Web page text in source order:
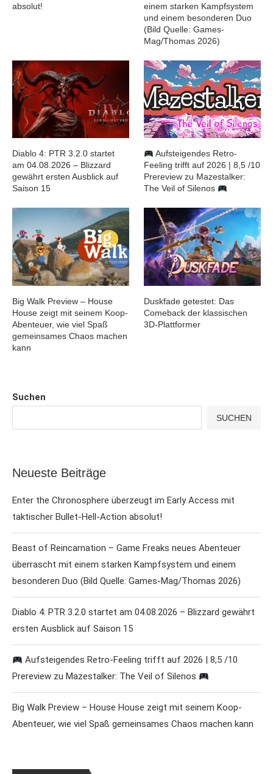
Suchen
SUCHEN
Neueste Beiträge
Enter the Chronosphere überzeugt im Early Access mit
taktischer Bullet-Hell-Action absolut!
Beast of Reincarnation – Game Freaks neues Abenteuer
überrascht mit einem starken Kampfsystem und einem
besonderen Duo (Bild Quelle: Games-Mag/Thomas 2026)
Diablo 4: PTR 3.2.0 startet am 04.08.2026 – Blizzard gewährt
ersten Ausblick auf Saison 15
Aufsteigendes Retro-Feeling trifft auf 2026 | 8,5 /10
Prereview zu Mazestalker: The Veil of Silenos
Big Walk Preview – House House zeigt mit seinem Koop-
Abenteuer, wie viel Spaß gemeinsames Chaos machen kann
absolut!
einem starken Kampfsystem
und einem besonderen Duo
(Bild Quelle: Games-
Mag/Thomas 2026)
Diablo 4: PTR 3.2.0 startet
am 04.08.2026 – Blizzard
gewährt ersten Ausblick auf
Saison 15
Aufsteigendes Retro-
Feeling trifft auf 2026 | 8,5 /10
Prereview zu Mazestalker:
The Veil of Silenos
Big Walk Preview – House
House zeigt mit seinem Koop-
Abenteuer, wie viel Spaß
gemeinsames Chaos machen
kann
Duskfade getestet: Das
Comeback der klassischen
3D-Plattformer